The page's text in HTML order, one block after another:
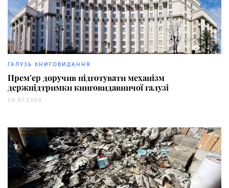
126
ГАЛУЗЬ КНИГОВИДАННЯ
Прем’єр доручив підготувати механізм
держпідтримки книговидавничої галузі
28.07.2026 -
220